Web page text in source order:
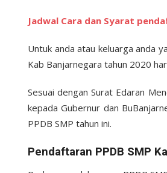
Jadwal Cara dan Syarat
Untuk anda atau keluarga anda
Kab Banjarnegara tahun 2020
Sesuai dengan Surat Edaran
kepada Gubernur dan
PPDB SMP tahun ini.
Pendaftaran PPDB SMP